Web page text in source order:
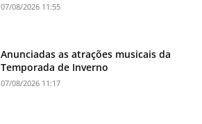
07/08/2026 11:55
Anunciadas as atrações musicais da
Temporada de Inverno
07/08/2026 11:17